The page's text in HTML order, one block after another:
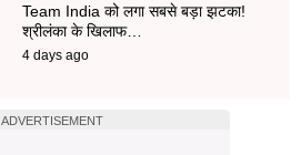
Team India को लगा सबसे बड़ा झटका!
श्रीलंका के खिलाफ…
4 days ago
ADVERTISEMENT